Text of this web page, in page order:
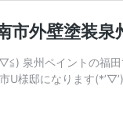
市外壁塗装
泉州ペイントの福
U様邸になります